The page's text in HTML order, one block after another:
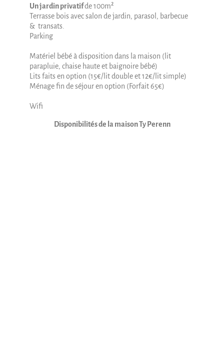
Disponibilités de la maison Ty Perenn
Un jardin privatifde 100m²
Terrasse bois avec salon de jardin, parasol, barbecue
& transats.
Parking
Matériel bébé à disposition dans la maison (lit
parapluie, chaise haute et baignoire bébé)
Lits faits en option (15€/lit double et 12€/lit simple)
Ménage fin de séjour en option (Forfait 65€)
Wifi